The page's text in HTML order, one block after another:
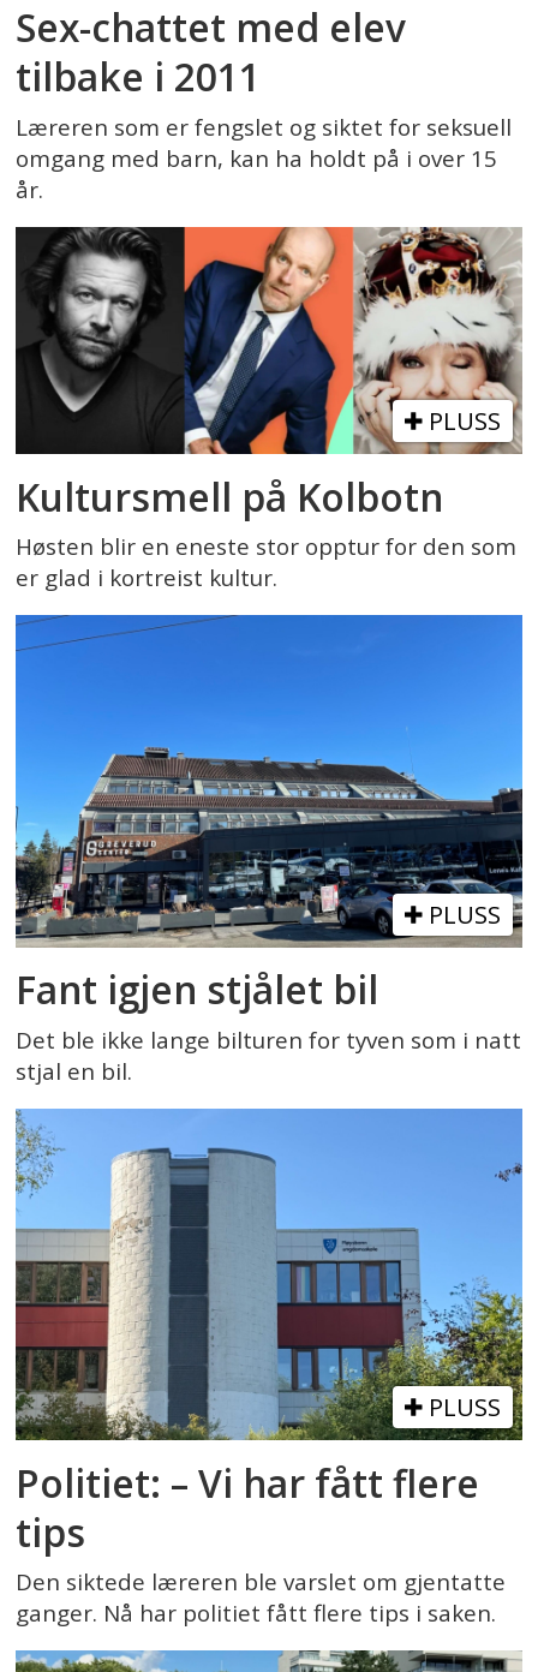
Sex-chattet med elev
tilbake i 2011
Læreren som er fengslet og siktet for seksuell
omgang med barn, kan ha holdt på i over 15
år.
PLUSS
Kultursmell på Kolbotn
Høsten blir en eneste stor opptur for den som
er glad i kortreist kultur.
PLUSS
Fant igjen stjålet bil
Det ble ikke lange bilturen for tyven som i natt
stjal en bil.
PLUSS
Politiet: – Vi har fått flere
tips
Den siktede læreren ble varslet om gjentatte
ganger. Nå har politiet fått flere tips i saken.